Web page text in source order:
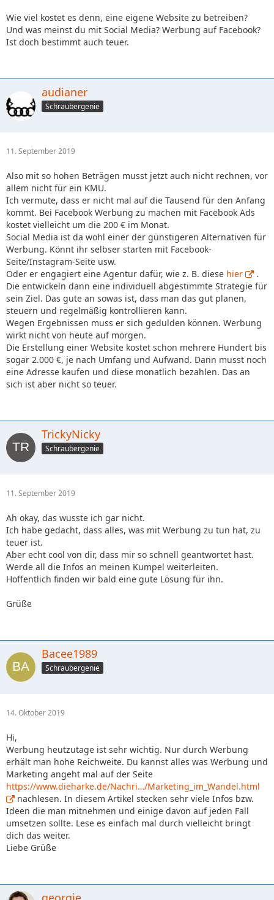
Wie viel kostet es denn, eine eigene Website zu betreiben?
Und was meinst du mit Social Media? Werbung auf Facebook?
Ist doch bestimmt auch teuer.
audianer
Schraubergenie
11. September 2019
Also mit so hohen Beträgen musst jetzt auch nicht rechnen, vor
allem nicht für ein KMU.
Ich vermute, dass er nicht mal auf die Tausend für den Anfang
kommt. Bei Facebook Werbung zu machen mit Facebook Ads
kostet vielleicht um die 200 € im Monat.
Social Media ist da wohl einer der günstigeren Alternativen für
Werbung. Könnt ihr selbser starten mit Facebook-
Seite/Instagram-Seite usw.
Oder er engagiert eine Agentur dafür, wie z. B. diese hier
.
Die entwickeln dann eine individuell abgestimmte Strategie für
sein Ziel. Das gute an sowas ist, dass man das gut planen,
steuern und regelmäßig kontrollieren kann.
Wegen Ergebnissen muss er sich gedulden können. Werbung
wirkt nicht von heute auf morgen.
Die Erstellung einer Website kostet schon mehrere Hundert bis
sogar 2.000 €, je nach Umfang und Aufwand. Dann musst noch
eine Adresse kaufen und diese monatlich bezahlen. Das an
sich ist aber nicht so teuer.
TrickyNicky
Schraubergenie
11. September 2019
Ah okay, das wusste ich gar nicht.
Ich habe gedacht, dass alles, was mit Werbung zu tun hat, zu
teuer ist.
Aber echt cool von dir, dass mir so schnell geantwortet hast.
Werde all die Infos an meinen Kumpel weiterleiten.
Hoffentlich finden wir bald eine gute Lösung für ihn.
Grüße
Bacee1989
Schraubergenie
14. Oktober 2019
Hi,
Werbung heutzutage ist sehr wichtig. Nur durch Werbung
erhält man hohe Reichweite. Du kannst alles was Werbung und
Marketing angeht mal auf der Seite
https://www.dieharke.de/Nachri…/Marketing_im_Wandel.html
nachlesen. In diesem Artikel stecken sehr viele Infos bzw.
Ideen die man mitnehmen und einige davon auf jeden Fall
umsetzen sollte. Lese es einfach mal durch vielleicht bringt
dich das weiter.
Liebe Grüße